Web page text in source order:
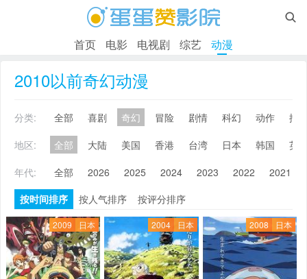

首页 电影 电视剧 综艺 动漫
2010以前奇幻动漫
分类: 全部 喜剧 奇幻 冒险 剧情 科幻 动作
搞
地区:
全部 大陆 美国 香港 台湾 日本 韩国
英
年代:
全部 2026 2025 2024 2023 2022 2021
按时间排序
按人气排序 按评分排序
2009 日本 2004 日本 2008 日本